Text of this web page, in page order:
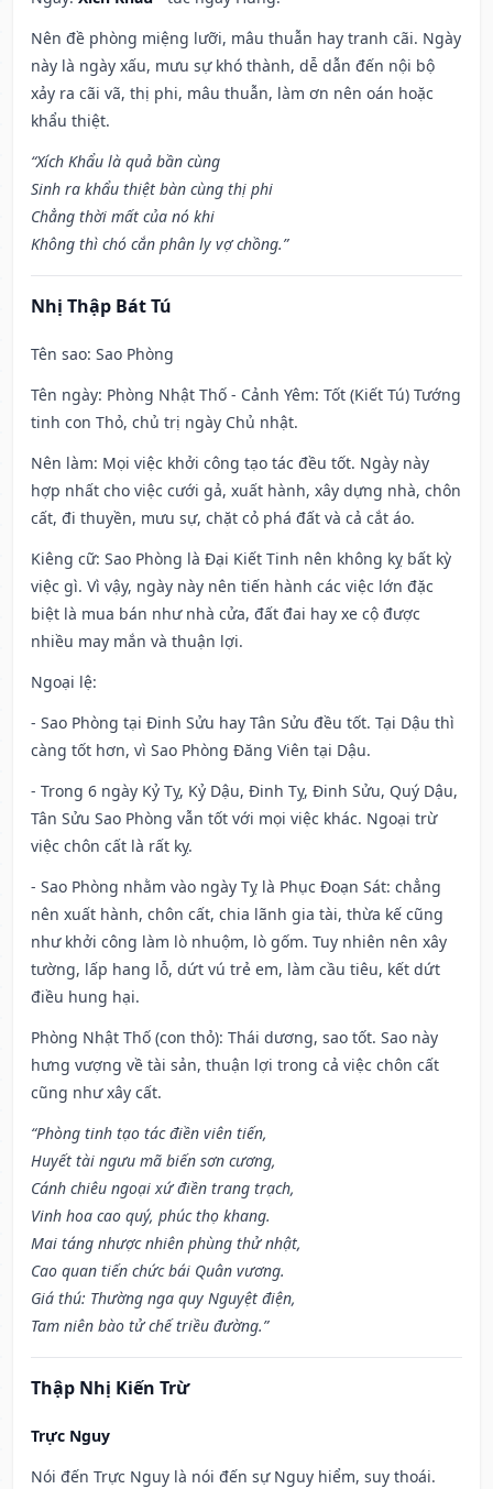
Nên đề phòng miệng lưỡi, mâu thuẫn hay tranh cãi. Ngày
này là ngày xấu, mưu sự khó thành, dễ dẫn đến nội bộ
xảy ra cãi vã, thị phi, mâu thuẫn, làm ơn nên oán hoặc
khẩu thiệt.
“Xích Khẩu là quả bần cùng
Sinh ra khẩu thiệt bàn cùng thị phi
Chẳng thời mất của nó khi
Không thì chó cắn phân ly vợ chồng.”
Nhị Thập Bát Tú
Tên sao: Sao Phòng
Tên ngày: Phòng Nhật Thố - Cảnh Yêm: Tốt (Kiết Tú) Tướng
tinh con Thỏ, chủ trị ngày Chủ nhật.
Nên làm: Mọi việc khởi công tạo tác đều tốt. Ngày này
hợp nhất cho việc cưới gả, xuất hành, xây dựng nhà, chôn
cất, đi thuyền, mưu sự, chặt cỏ phá đất và cả cắt áo.
Kiêng cữ: Sao Phòng là Đại Kiết Tinh nên không kỵ bất kỳ
việc gì. Vì vậy, ngày này nên tiến hành các việc lớn đặc
biệt là mua bán như nhà cửa, đất đai hay xe cộ được
nhiều may mắn và thuận lợi.
Ngoại lệ:
- Sao Phòng tại Đinh Sửu hay Tân Sửu đều tốt. Tại Dậu thì
càng tốt hơn, vì Sao Phòng Đăng Viên tại Dậu.
- Trong 6 ngày Kỷ Tỵ, Kỷ Dậu, Đinh Tỵ, Đinh Sửu, Quý Dậu,
Tân Sửu Sao Phòng vẫn tốt với mọi việc khác. Ngoại trừ
việc chôn cất là rất kỵ.
- Sao Phòng nhằm vào ngày Tỵ là Phục Đoạn Sát: chẳng
nên xuất hành, chôn cất, chia lãnh gia tài, thừa kế cũng
như khởi công làm lò nhuộm, lò gốm. Tuy nhiên nên xây
tường, lấp hang lỗ, dứt vú trẻ em, làm cầu tiêu, kết dứt
điều hung hại.
Phòng Nhật Thố (con thỏ): Thái dương, sao tốt. Sao này
hưng vượng về tài sản, thuận lợi trong cả việc chôn cất
cũng như xây cất.
“Phòng tinh tạo tác điền viên tiến,
Huyết tài ngưu mã biến sơn cương,
Cánh chiêu ngoại xứ điền trang trạch,
Vinh hoa cao quý, phúc thọ khang.
Mai táng nhược nhiên phùng thử nhật,
Cao quan tiến chức bái Quân vương.
Giá thú: Thường nga quy Nguyệt điện,
Tam niên bào tử chế triều đường.”
Thập Nhị Kiến Trừ
Trực Nguy
Nói đến Trực Nguy là nói đến sự Nguy hiểm, suy thoái.